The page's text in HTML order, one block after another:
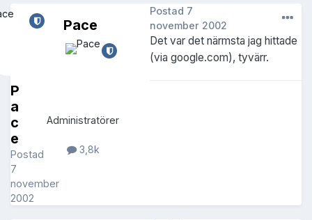
P
a
c
e
Postad
7
november
2002
Pace
Administratörer
3,8k
Postad 7
november 2002
Det var det närmsta jag hittade
(via google.com), tyvärr.